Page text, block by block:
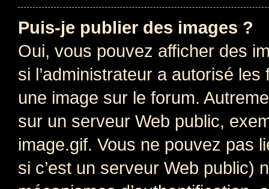
Puis-je publier des images ?
Oui, vous pouvez afficher des
si l’administrateur a autorisé
une image sur le forum.
sur un serveur Web public,
image.gif. Vous ne pouvez pas
si c’est un serveur Web public)